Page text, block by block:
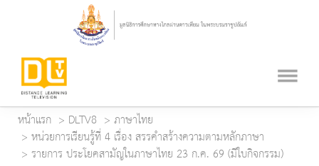
หน้าแรก DLTV8
ภาษาไทย
หน่วยการเรียนรู้ที่ 4 เรื่อง สรรคำสร้างความตามหลักภาษา
รายการ ประโยคสามัญในภาษาไทย 23 ก.ค. 69 (มีใบกิจกรรม)